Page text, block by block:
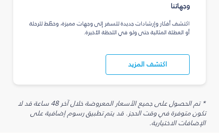
وجهاتنا
اكتشف أفكار وإرشادات جديدة للسفر إلى وجهات مميزة، وخطّط للرحلة
أو العطلة المثالية حتى ولو في اللحظة الأخيرة.
اكتشف المزيد
* تم الحصول على جميع الأسعار المعروضة خلال آخر 48 ساعة قد لا
تكون متوفرة في وقت الحجز. قد يتم تطبيق رسوم إضافية على
الإضافات الاختيارية.